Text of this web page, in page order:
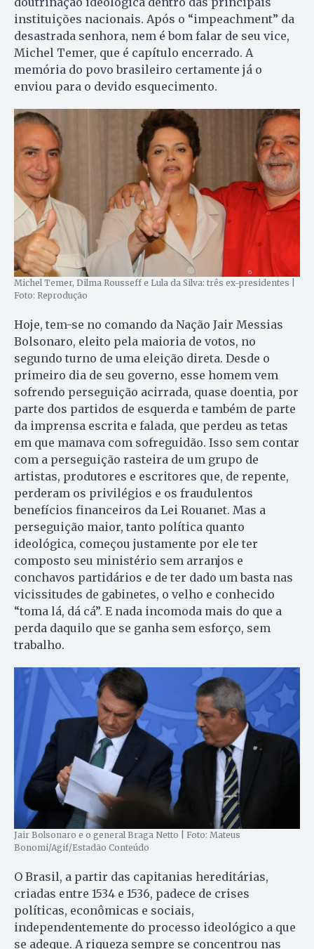
instituições nacionais. Após o “impeachment” da
desastrada senhora, nem é bom falar de seu vice,
Michel Temer, que é capítulo encerrado. A
memória do povo brasileiro certamente já o
enviou para o devido esquecimento.
Michel Temer, Dilma Rousseff e Lula da Silva: três ex-presidentes |
Foto: Reprodução
Hoje, tem-se no comando da Nação Jair Messias
Bolsonaro, eleito pela maioria de votos, no
segundo turno de uma eleição direta. Desde o
primeiro dia de seu governo, esse homem vem
sofrendo perseguição acirrada, quase doentia, por
parte dos partidos de esquerda e também de parte
da imprensa escrita e falada, que perdeu as tetas
em que mamava com sofreguidão. Isso sem contar
com a perseguição rasteira de um grupo de
artistas, produtores e escritores que, de repente,
perderam os privilégios e os fraudulentos
benefícios financeiros da Lei Rouanet. Mas a
perseguição maior, tanto política quanto
ideológica, começou justamente por ele ter
composto seu ministério sem arranjos e
conchavos partidários e de ter dado um basta nas
vicissitudes de gabinetes, o velho e conhecido
“toma lá, dá cá”. E nada incomoda mais do que a
perda daquilo que se ganha sem esforço, sem
trabalho.
Jair Bolsonaro e o general Braga Netto | Foto: Mateus
Bonomi/Agif/Estadão Conteúdo
O Brasil, a partir das capitanias hereditárias,
criadas entre 1534 e 1536, padece de crises
políticas, econômicas e sociais,
independentemente do processo ideológico a que
se adeque. A riqueza sempre se concentrou nas